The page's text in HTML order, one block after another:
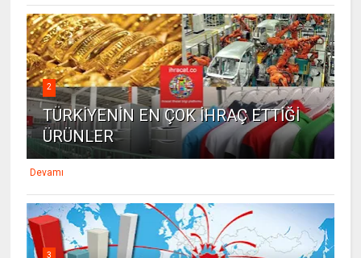
2
TÜRKİYENİN EN ÇOK İHRAÇ ETTİĞİ
ÜRÜNLER
Devamı
3